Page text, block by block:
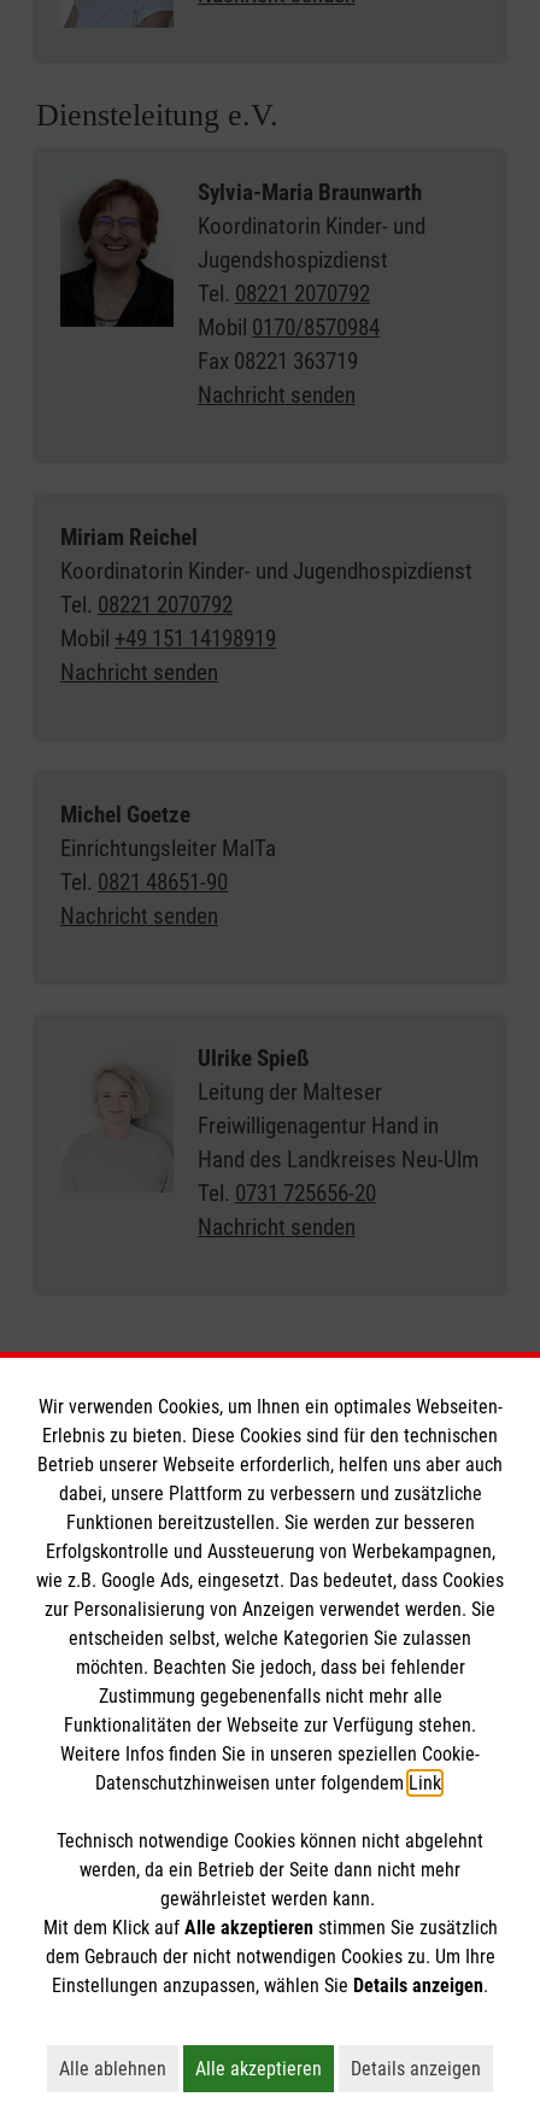
Diensteleitung e.V.
Sylvia-Maria Braunwarth
Koordinatorin Kinder- und
Jugendshospizdienst
Tel. 08221 2070792
Mobil 0170/8570984
Fax 08221 363719
Nachricht senden
Miriam Reichel
Koordinatorin Kinder- und Jugendhospizdienst
Tel. 08221 2070792
Mobil +49 151 14198919
Nachricht senden
Michel Goetze
Einrichtungsleiter MalTa
Tel. 0821 48651-90
Nachricht senden
Ulrike Spieß
Leitung der Malteser
Freiwilligenagentur Hand in
Hand des Landkreises Neu-Ulm
Tel. 0731 725656-20
Nachricht senden
Informationen
Impressum
Datenschutz
Kontakt
Barrierefreiheit
Die Malteser
Malteser in Deutschland
Malteserorden
Sharepoint
Spendenkonto
Bank: Pax-Bank für Kirche und Caritas eG
IBAN: DE55 3706 0120 1201 2020 15
BIC: GENODED1PA7
So finden Sie uns
Werner-von-Siemens-Straße 10
86159 Augsburg
Email:
Der Malteser Hilfsdienst e.V. ist als eingetragene
Gewerbesteuer befreit.
Wir verwenden Cookies, um Ihnen ein optimales Webseiten-
Erlebnis zu bieten. Diese Cookies sind für den technischen
Betrieb unserer Webseite erforderlich, helfen uns aber auch
dabei, unsere Plattform zu verbessern und zusätzliche
Funktionen bereitzustellen. Sie werden zur besseren
Erfolgskontrolle und Aussteuerung von Werbekampagnen,
wie z.B. Google Ads, eingesetzt. Das bedeutet, dass Cookies
zur Personalisierung von Anzeigen verwendet werden. Sie
entscheiden selbst, welche Kategorien Sie zulassen
möchten. Beachten Sie jedoch, dass bei fehlender
Zustimmung gegebenenfalls nicht mehr alle
Funktionalitäten der Webseite zur Verfügung stehen.
Weitere Infos finden Sie in unseren speziellen Cookie-
Datenschutzhinweisen unter folgendem Link.
Technisch notwendige Cookies können nicht abgelehnt
werden, da ein Betrieb der Seite dann nicht mehr
gewährleistet werden kann.
Mit dem Klick auf Alle akzeptierenstimmen Sie zusätzlich
dem Gebrauch der nicht notwendigen Cookies zu. Um Ihre
Einstellungen anzupassen, wählen Sie Details anzeigen.
Alle ablehnen
Lehnt alle nicht-essentiellen Cookies ab
Alle akzeptieren
Akzeptiert alle Cookies
Details anzeigen